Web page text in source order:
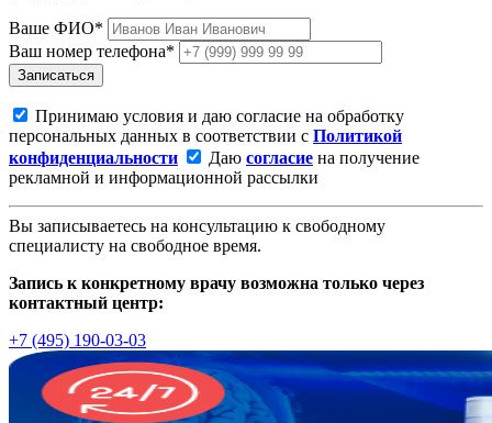
Ваше ФИО*
Ваш номер телефона*
Записаться
Принимаю условия и даю согласие на обработку
персональных данных в соответствии с Политикой
конфиденциальности
Даю согласие на получение
рекламной и информационной рассылки
Вы записываетесь на консультацию к свободному
специалисту на свободное время.
Запись к конкретному врачу возможна только через
контактный центр:
+7 (495) 190-03-03